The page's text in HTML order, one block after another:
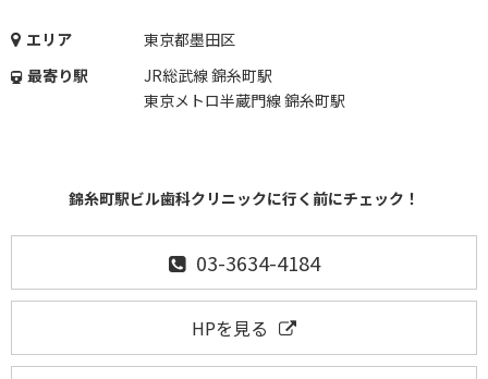
エリア
東京都墨田区
最寄り駅
JR総武線 錦糸町駅
東京メトロ半蔵門線 錦糸町駅
錦糸町駅ビル歯科クリニックに行く前にチェック！
03-3634-4184
HPを見る